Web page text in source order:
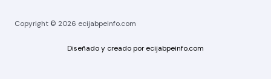
Copyright © 2026 ecijabpeinfo.com
Diseñado y creado por ecijabpeinfo.com